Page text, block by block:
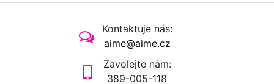
Kontaktuje nás:
aime@aime.cz
Zavolejte nám:
389-005-118